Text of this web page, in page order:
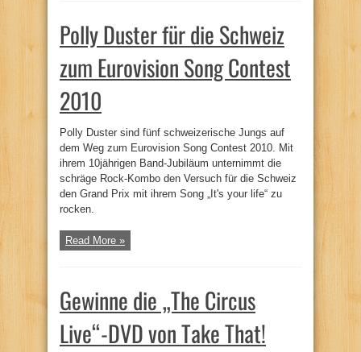
Polly Duster für die Schweiz
zum Eurovision Song Contest
2010
Polly Duster sind fünf schweizerische Jungs auf
dem Weg zum Eurovision Song Contest 2010. Mit
ihrem 10jährigen Band-Jubiläum unternimmt die
schräge Rock-Kombo den Versuch für die Schweiz
den Grand Prix mit ihrem Song „It's your life“ zu
rocken.
Read More »
Gewinne die „The Circus
Live“-DVD von Take That!